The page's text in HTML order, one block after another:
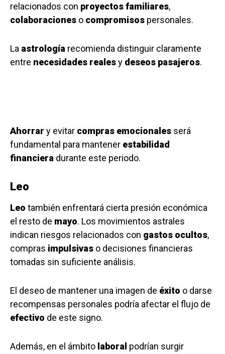
relacionados con proyectos familiares,
colaboraciones o compromisos personales.
La astrología recomienda distinguir claramente
entre necesidades realesy deseos pasajeros.
Ahorrar y evitar compras emocionales será
fundamental para mantener estabilidad
financiera durante este periodo.
Leo
Leo también enfrentará cierta presión económica
el resto de mayo. Los movimientos astrales
indican riesgos relacionados con gastos ocultos,
compras impulsivas o decisiones financieras
tomadas sin suficiente análisis.
El deseo de mantener una imagen de éxito o darse
recompensas personales podría afectar el flujo de
efectivo de este signo.
Además, en el ámbito laboral podrían surgir